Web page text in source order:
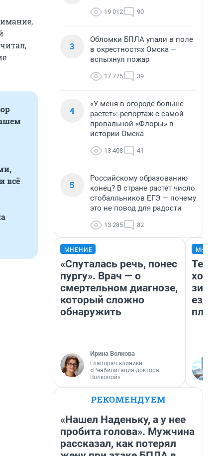
всё
19 012 90
3
Обломки БПЛА упали в поле
в окрестностях Омска —
вспыхнул пожар
17 775 39
4
«У меня в огороде больше
растет»: репортаж с самой
провальной «Флоры» в
истории Омска
13 408 41
5
Российскому образованию
конец? В стране растет число
стобалльников ЕГЭ — почему
это не повод для радости
13 285 82
МНЕНИЕ
«Спуталась речь, понес
пургу». Врач — о
смертельном диагнозе,
который сложно
обнаружить
Ирина Волкова
Главврач клиники
«Реабилитация доктора
Волковой»
ездит
РЕКОМЕНДУЕМ
«Нашел Наденьку, а у нее
пробита голова». Мужчина
рассказал, как потерял